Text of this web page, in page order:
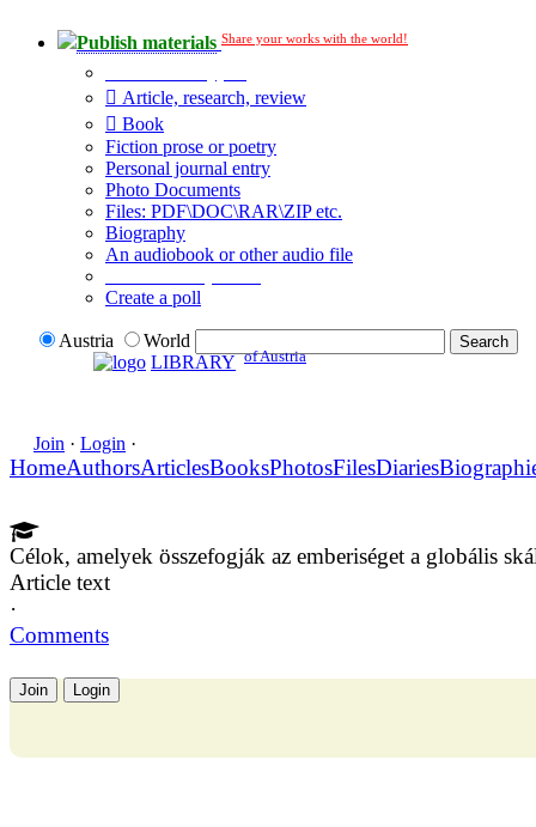
Publish materials Share your works with the world!
Article, research, review
Book
Fiction prose or poetry
Personal journal entry
Photo Documents
Files: PDF\DOC\RAR\ZIP etc.
Biography
An audiobook or other audio file
Create a poll
Austria
World
LIBRARY of Austria
Join · Login ·
HomeAuthorsArticlesBooksPhotosFilesDiaries
Célok, amelyek összefogják az emberiséget a globális
Article text
·
Comments
Join Login